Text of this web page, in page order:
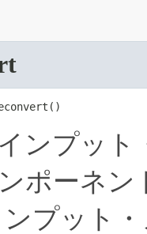
ンプット
ポーネ
ンプット